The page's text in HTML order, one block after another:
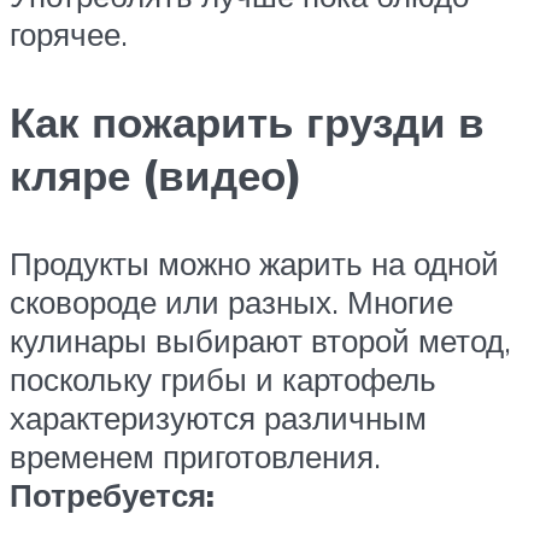
горячее.
Как пожарить грузди в
кляре (видео)
Продукты можно жарить на одной
сковороде или разных. Многие
кулинары выбирают второй метод,
поскольку грибы и картофель
характеризуются различным
временем приготовления.
Потребуется: